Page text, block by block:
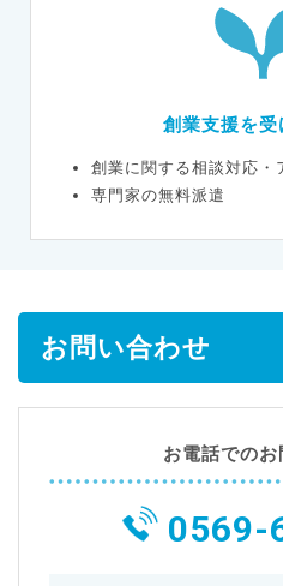
創業支援を
創業に関する相談対応・
専門家の無料派遣
お問い合わせ
お電話での
0569-